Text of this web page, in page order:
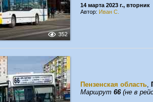
352
14 марта 2023 г., вторник
Автор: Иван С.
Пензенская область,
Маршрут 66(не в